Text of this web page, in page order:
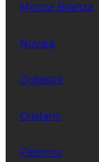
Monza Brianza
Novara
Ogliastra
Oristano
Palermo